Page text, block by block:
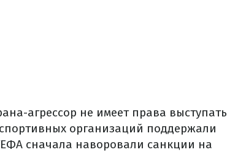
агрессор не имеет права выступать
организаций поддержали
сначала наворовали санкции на